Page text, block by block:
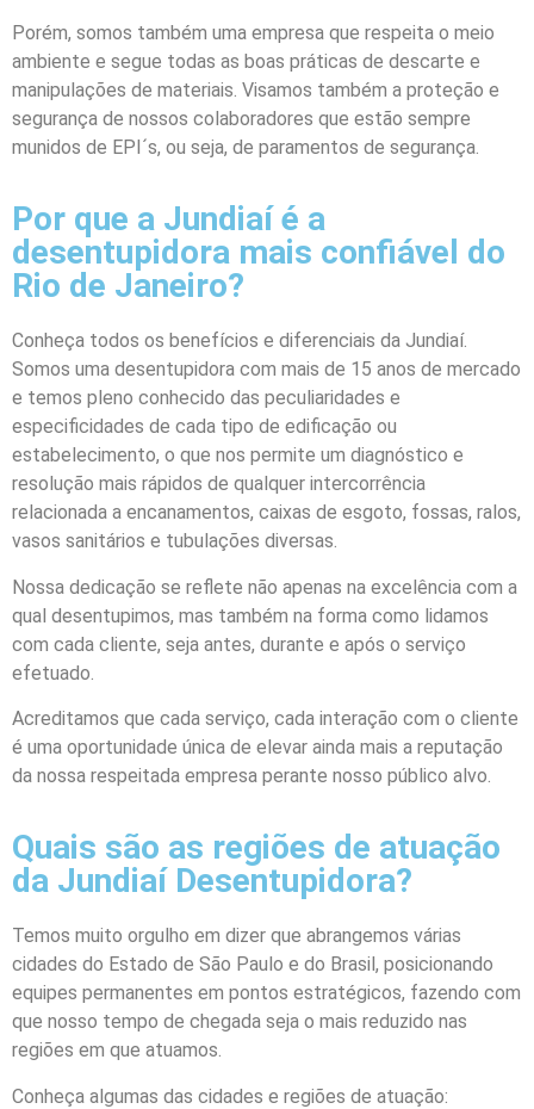
Porém, somos também uma empresa que respeita o meio
ambiente e segue todas as boas práticas de descarte e
manipulações de materiais. Visamos também a proteção e
segurança de nossos colaboradores que estão sempre
munidos de EPI´s, ou seja, de paramentos de segurança.
Por que a Jundiaí é a
desentupidora mais confiável do
Rio de Janeiro?
Conheça todos os benefícios e diferenciais da Jundiaí.
Somos uma desentupidora com mais de 15 anos de mercado
e temos pleno conhecido das peculiaridades e
especificidades de cada tipo de edificação ou
estabelecimento, o que nos permite um diagnóstico e
resolução mais rápidos de qualquer intercorrência
relacionada a encanamentos, caixas de esgoto, fossas, ralos,
vasos sanitários e tubulações diversas.
Nossa dedicação se reflete não apenas na excelência com a
qual desentupimos, mas também na forma como lidamos
com cada cliente, seja antes, durante e após o serviço
efetuado.
Acreditamos que cada serviço, cada interação com o cliente
é uma oportunidade única de elevar ainda mais a reputação
da nossa respeitada empresa perante nosso público alvo.
Quais são as regiões de atuação
da Jundiaí Desentupidora?
Temos muito orgulho em dizer que abrangemos várias
cidades do Estado de São Paulo e do Brasil, posicionando
equipes permanentes em pontos estratégicos, fazendo com
que nosso tempo de chegada seja o mais reduzido nas
regiões em que atuamos.
Conheça algumas das cidades e regiões de atuação: